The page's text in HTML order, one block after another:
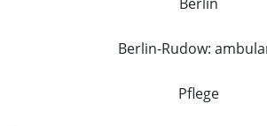
Berlin-Rudow:
Pflege